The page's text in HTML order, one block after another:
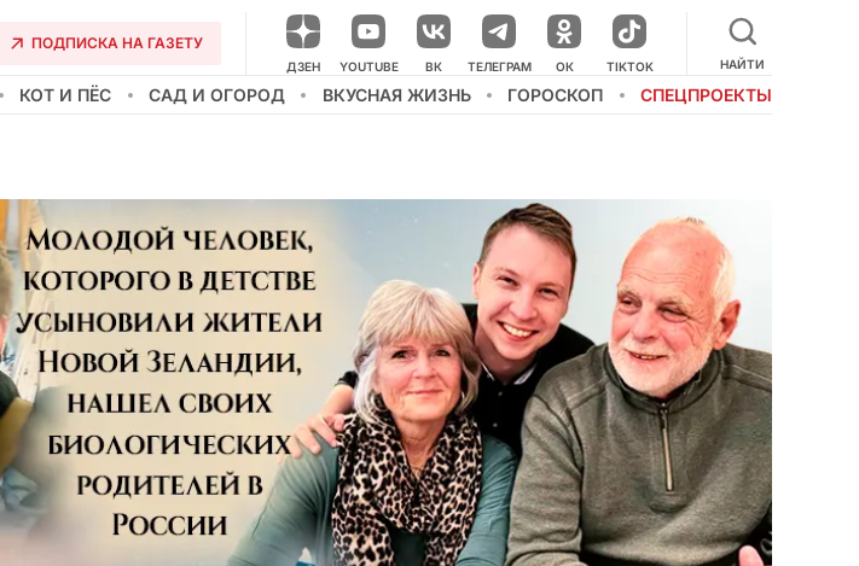
ПОДПИСКА НА ГАЗЕТУ
ДЗЕН YOUTUBE ВК ТЕЛЕГРАМ ОК TIKTOK НАЙТИ
КОТ И ПЁС САД И ОГОРОД ВКУСНАЯ ЖИЗНЬ ГОРОСКОП СПЕЦПРОЕКТЫ